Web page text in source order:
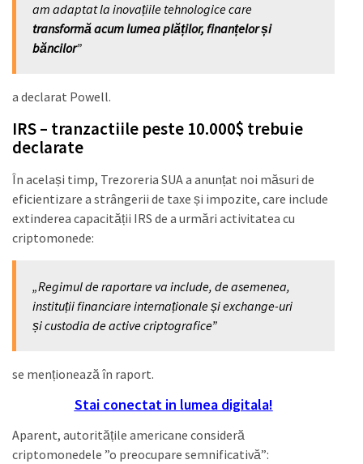
am adaptat la inovațiile tehnologice care
transformă acum lumea plăților, finanțelor și
băncilor”
a declarat Powell.
IRS – tranzactiile peste 10.000$ trebuie
declarate
În același timp, Trezoreria SUA a anunțat noi măsuri de
eficientizare a strângerii de taxe și impozite, care include
extinderea capacității IRS de a urmări activitatea cu
criptomonede:
„Regimul de raportare va include, de asemenea,
instituții financiare internaționale și exchange-uri
și custodia de active criptografice”
se menționează în raport.
Stai conectat in lumea digitala!
Aparent, autoritățile americane consideră
criptomonedele ”o preocupare semnificativă”: